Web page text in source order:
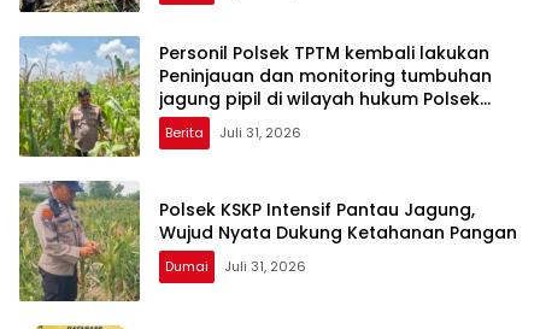
Personil Polsek TPTM kembali lakukan
Peninjauan dan monitoring tumbuhan
jagung pipil di wilayah hukum Polsek
TPTM
Berita Juli 31, 2026
Polsek KSKP Intensif Pantau Jagung,
Wujud Nyata Dukung Ketahanan Pangan
Dumai Juli 31, 2026